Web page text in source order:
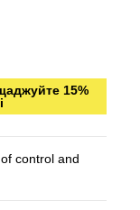
15%
control and